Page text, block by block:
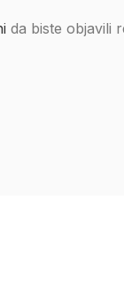
da biste objavili